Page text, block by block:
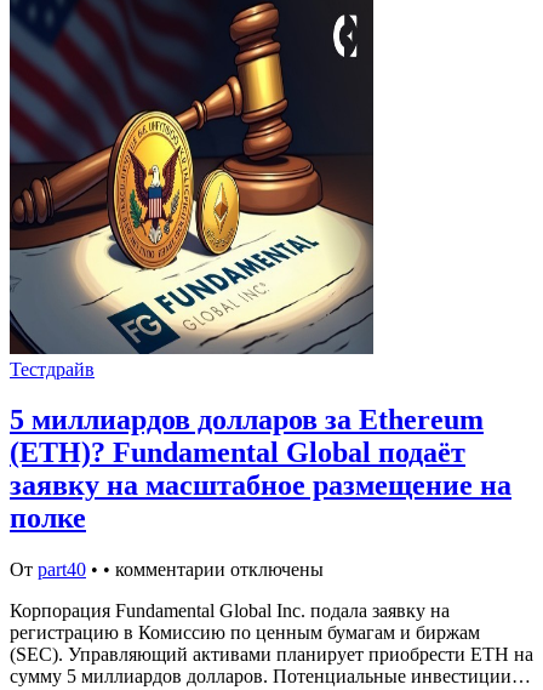
Тестдрайв
5 миллиардов долларов за Ethereum
(ETH)? Fundamental Global подаёт
заявку на масштабное размещение на
полке
От part40 • • комментарии отключены
Корпорация Fundamental Global Inc. подала заявку на
регистрацию в Комиссию по ценным бумагам и биржам
(SEC). Управляющий активами планирует приобрести ETH на
сумму 5 миллиардов долларов. Потенциальные инвестиции…